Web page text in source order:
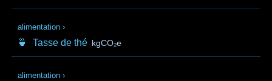
alimentation ›
🍵 Tasse de thé kgCO₂e
alimentation ›